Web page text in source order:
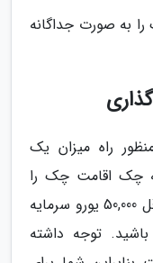
را به صورت جداگانه
راه میزان یک
چک اقامت چک را
بدست آورد. برای این منظور باید حداقل 50,000 یورو سرمایه
توجه داشته